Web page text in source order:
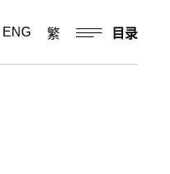
ENG 繁 目录